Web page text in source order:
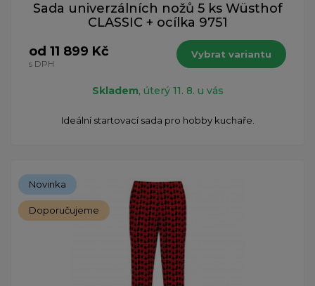
Sada univerzálních nožů 5 ks Wüsthof
CLASSIC + ocílka 9751
od 11 899 Kč
s DPH
Vybrat variantu
Skladem, úterý 11. 8. u vás
Ideální startovací sada pro hobby kuchaře.
Novinka
Doporučujeme